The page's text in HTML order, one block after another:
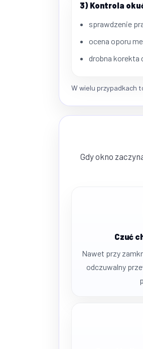
3) Kontrola
sprawdzenie
ocena oporu
drobna korekta
W wielu przypadkach
Gdy okno
Czuć
Nawet przy
odczuwalny